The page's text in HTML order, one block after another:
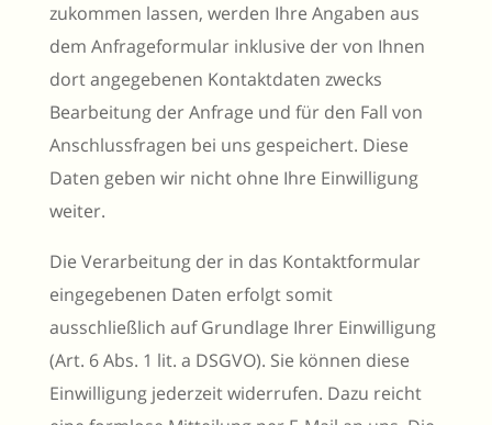
zukommen lassen, werden Ihre Angaben aus
dem Anfrageformular inklusive der von Ihnen
dort angegebenen Kontaktdaten zwecks
Bearbeitung der Anfrage und für den Fall von
Anschlussfragen bei uns gespeichert. Diese
Daten geben wir nicht ohne Ihre Einwilligung
weiter.
Die Verarbeitung der in das Kontaktformular
eingegebenen Daten erfolgt somit
ausschließlich auf Grundlage Ihrer Einwilligung
(Art. 6 Abs. 1 lit. a DSGVO). Sie können diese
Einwilligung jederzeit widerrufen. Dazu reicht